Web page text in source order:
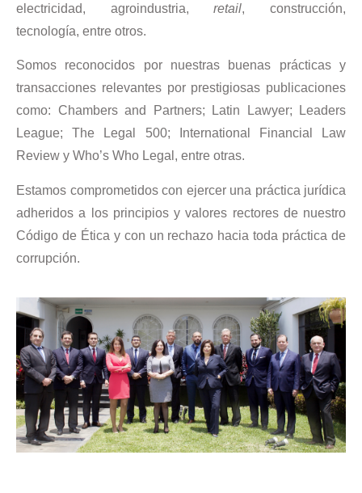
electricidad, agroindustria,retail, construcción,
tecnología, entre otros.
Somos reconocidos por nuestras buenas prácticas y
transacciones relevantes por prestigiosas publicaciones
como: Chambers and Partners; Latin Lawyer; Leaders
League; The Legal 500; International Financial Law
Review y Who’s Who Legal, entre otras.
Estamos comprometidos con ejercer una práctica jurídica
adheridos a los principios y valores rectores de nuestro
Código de Ética y con un rechazo hacia toda práctica de
corrupción.